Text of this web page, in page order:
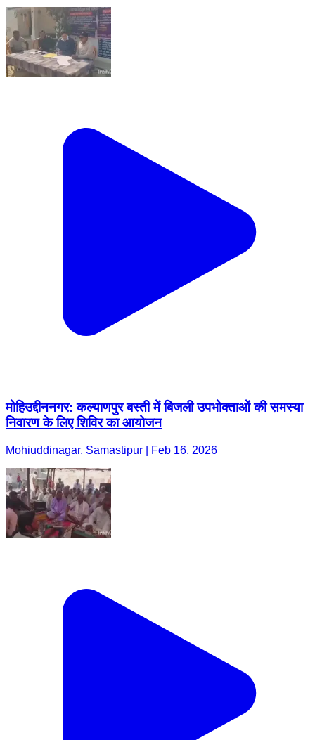
मोहिउद्दीननगर: कल्याणपुर बस्ती में बिजली उपभोक्ताओं की समस्या
निवारण के लिए शिविर का आयोजन
Mohiuddinagar, Samastipur | Feb 16, 2026